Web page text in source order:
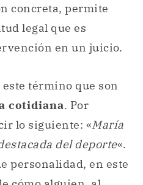
concreta, permite
legal que es
en un juicio.
término que son
cotidiana. Por
lo siguiente: «María
del deporte«.
personalidad, en este